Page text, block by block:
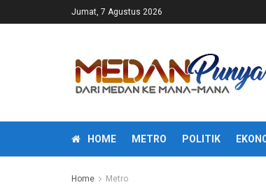
Jumat, 7 Agustus 2026
HOME METRO POLITIK
Home Metro